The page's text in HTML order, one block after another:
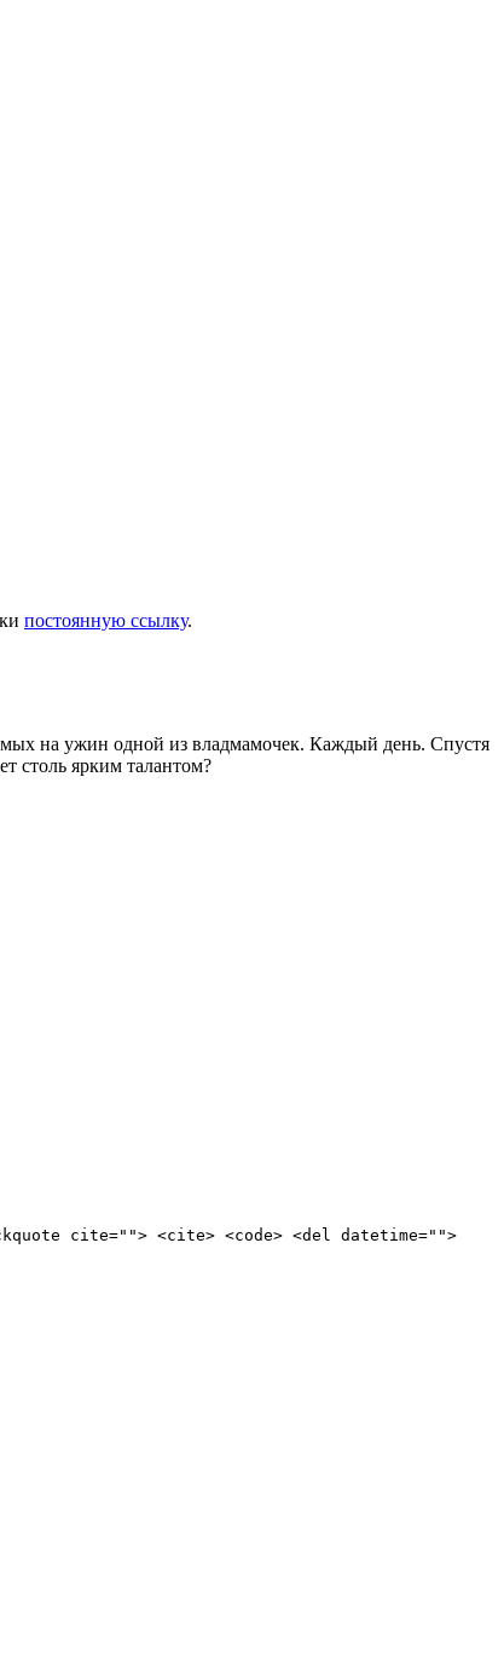
постоянную ссылку.
на ужин одной из владмамочек. Каждый день. Спустя
столь ярким талантом?
cite=""> <cite> <code> <del datetime="">